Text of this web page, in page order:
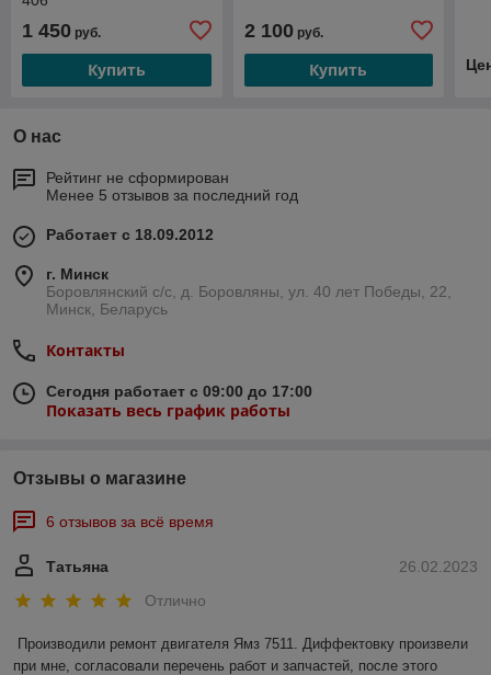
1 450 руб.
Купить
2 100руб.
Купить
О нас
Рейтинг не сформирован
Менее 5 отзывов за последний год
Работает с 18.09.2012
г. Минск
Боровлянский с/с, д. Боровляны, ул. 40 лет Победы, 22,
Минск, Беларусь
Контакты
Сегодня работает с 09:00 до 17:00
Показать весь график работы
Отзывы о магазине
6 отзывов за всё время
26.02.2023
Татьяна
Отлично
Производили ремонт двигателя Ямз 7511. Диффектовку произвели
при мне, согласовали перечень работ и запчастей, после этого